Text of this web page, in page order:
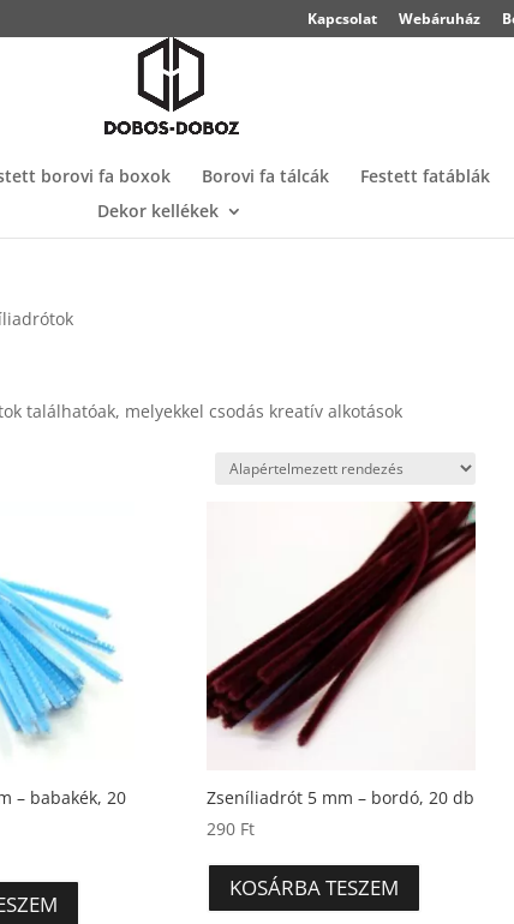
Kapcsolat Webáruház
borovi fa boxok Borovi fa tálcák Festett fatáblák
Dekor kellékek
találhatóak, melyekkel csodás kreatív alkotások
– babakék, 20
Zseníliadrót 5 mm – bordó, 20 db
290 Ft
KOSÁRBA TESZEM